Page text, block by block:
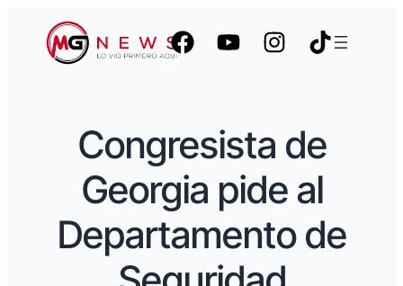
Congresista de
Georgia pide al
Departamento de